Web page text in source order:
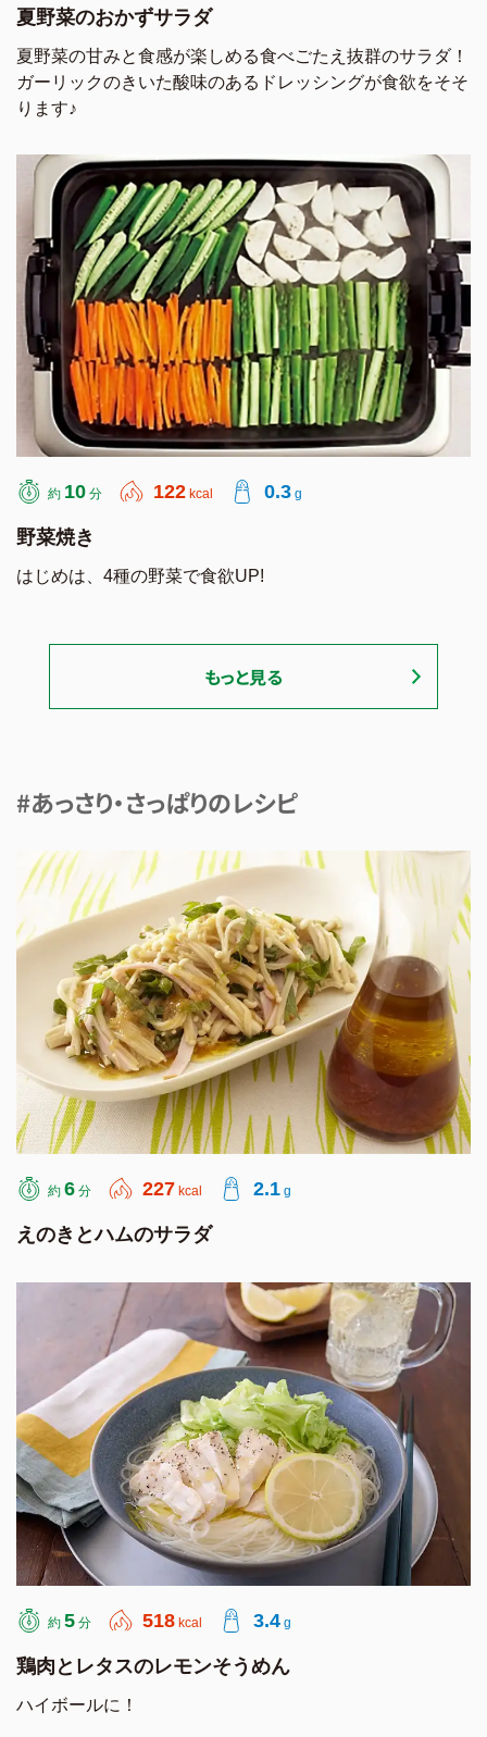
夏野菜のおかずサラダ
夏野菜の甘みと食感が楽しめる食べごたえ抜群のサラダ！
ガーリックのきいた酸味のあるドレッシングが食欲をそそ
ります♪
約 10 分 122 kcal 0.3 g
野菜焼き
はじめは、4種の野菜で食欲UP!
もっと見る
#あっさり・さっぱりのレシピ
約 6 分 227 kcal 2.1 g
えのきとハムのサラダ
約 5 分 518 kcal 3.4 g
鶏肉とレタスのレモンそうめん
ハイボールに！